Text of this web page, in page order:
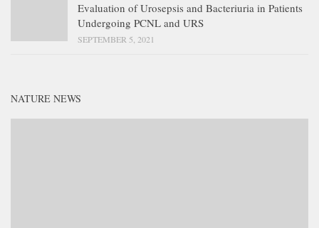
Evaluation of Urosepsis and Bacteriuria in Patients
Undergoing PCNL and URS
SEPTEMBER 5, 2021
NATURE NEWS